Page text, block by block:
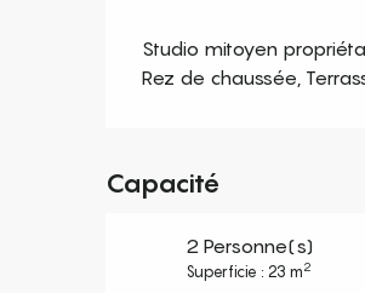
Description
Studio mitoyen
Rez de chaussée,
Capacité
2 Personne(s)
Superficie : 23 m2